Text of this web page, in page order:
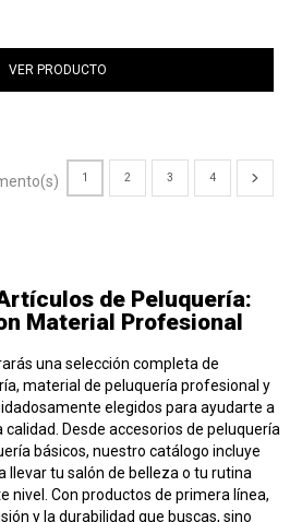
VER PRODUCTO
1 2 3 4
de Peluquería:
Material Profesional
una selección completa de
material de peluquería profesional y
elegidos para ayudarte a
Desde accesorios de peluquería
básicos, nuestro catálogo incluye
llevar tu salón de belleza o tu rutina
nivel. Con productos de primera línea,
y la durabilidad que buscas, sino